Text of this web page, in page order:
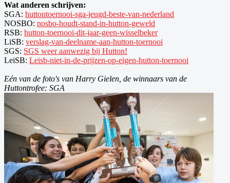
Wat anderen schrijven:
SGA: huttontoernooi-sga-jeugd-beste-van-nederland
NOSBO: nosbo-houdt-stand-in-hutton-geweld
RSB: hutton-toernooi-dit-jaar-geen-wisselbeker
LiSB: verslag-van-deelname-aan-hutton-toernooi
SGS: SGS weer aanwezig bij Hutton!
LeiSB: Leisb-niet-in-de-prijzen-op-eigen-hutton-toernooi
Eén van de foto's van Harry Gielen, de winnaars van de
Huttontrofee: SGA